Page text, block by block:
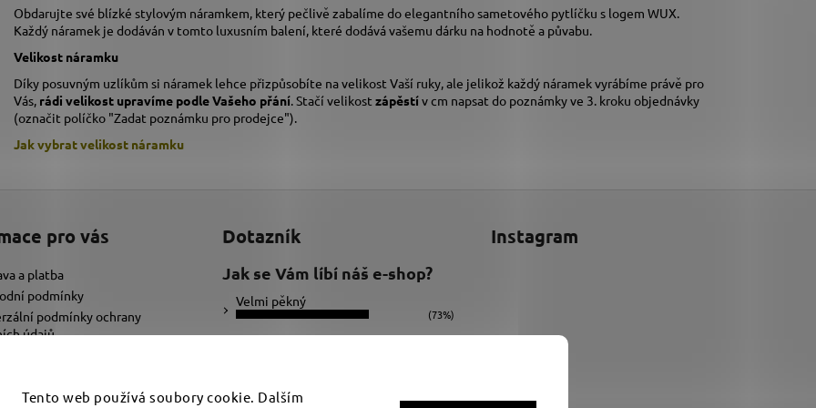
Tento web používá soubory cookie. Dalším
Obdarujte své blízké stylovým náramkem, který pečlivě zabalíme do elegantního sametového pytlíčku s logem WUX.
Každý náramek je dodáván v tomto luxusním balení, které dodává vašemu dárku na hodnotě a půvabu.
Velikost náramku
Díky posuvným uzlíkům si náramek lehce přizpůsobíte na velikost Vaší ruky, ale jelikož každý náramek vyrábíme právě pro
Vás, rádi velikost upravíme podle Vašeho přání . Stačí velikost zápěstív cm napsat do poznámky ve 3. kroku objednávky
(označit políčko "Zadat poznámku pro prodejce").
Jak vybrat velikost náramku
pro vás
a platba
podmínky
podmínky ochrany
údajů
text pro náramek
Dotazník
Jak se Vám líbí náš e-shop?
Velmi pěkný
(73%)
Ujde to
Instagram